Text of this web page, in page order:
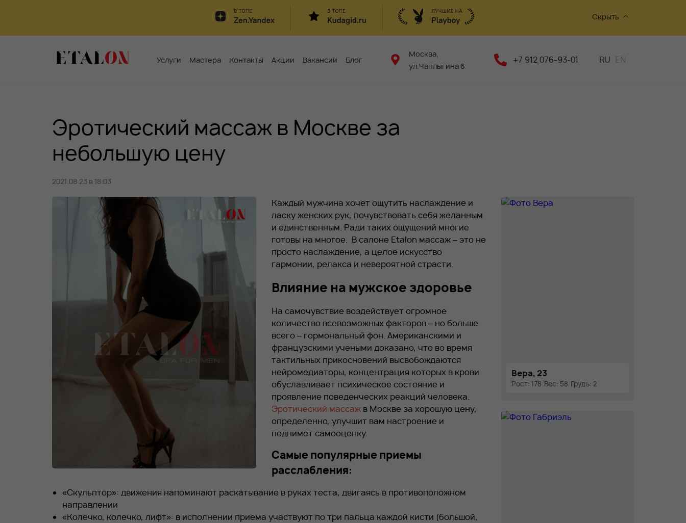
Скрыть
Услуги Мастера Контакты Акции Вакансии Блог
Москва,
ул.Чаплыгина 6
+7 912 076-93-01 RU EN
Эротический массаж в Москве за
небольшую цену
2021.08.23 в 18:03
Каждый мужчина хочет ощутить наслаждение и
ласку женских рук, почувствовать себя желанным
и единственным. Ради таких ощущений многие
готовы на многое. В салоне Etalon массаж – это не
просто наслаждение, а целое искусство
гармонии, релакса и невероятной страсти.
Влияние на мужское здоровье
На самочувствие воздействует огромное
количество всевозможных факторов – но больше
всего – гормональный фон. Американскими и
французскими учеными доказано, что во время
тактильных прикосновений высвобождаются
нейромедиаторы, концентрация которых в крови
обуславливает психическое состояние и
проявление поведенческих реакций человека.
Эротический массаж в Москве за хорошую цену,
определенно, улучшит вам настроение и
поднимет самооценку.
Самые популярные приемы
расслабления:
«Скульптор»: движения напоминают раскатывание в руках теста, двигаясь в противоположном
направлении
«Колечко, колечко, лифт»: в исполнении приема участвуют по три пальца каждой кисти (большой,
Вера, 23
Рост: 178 Вес: 58 Грудь: 2